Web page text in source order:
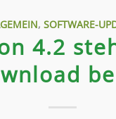
, SOFTWARE-
4.2